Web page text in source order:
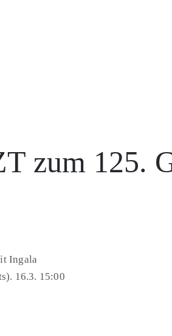
zum 125.
Ingala
16.3. 15:00